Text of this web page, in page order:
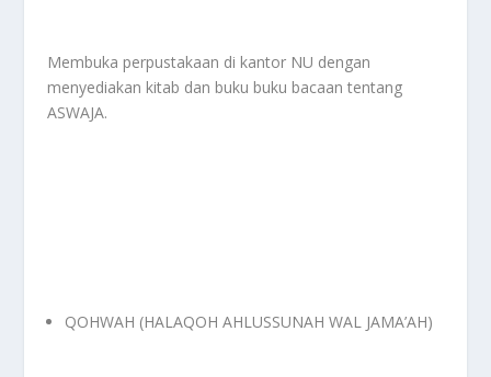
Membuka perpustakaan di kantor NU dengan
menyediakan kitab dan buku buku bacaan tentang
ASWAJA.
QOHWAH (HALAQOH AHLUSSUNAH WAL JAMA’AH)